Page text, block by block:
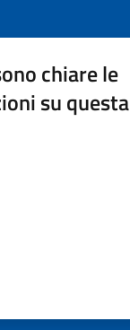
chiare le
su questa